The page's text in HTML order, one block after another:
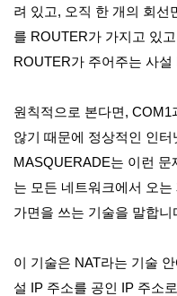
려 있고, 오직 한 개의 회선
를 ROUTER가 가지고 있
ROUTER가 주어주는 사
원칙적으로 본다면, COM1
않기 때문에 정상적인 인
MASQUERADE는 이런 문
는 모든 네트워크에서 오
가면을 쓰는 기술을 말합니
이 기술은 NAT라는 기술
설 IP 주소를 공인 IP 주소